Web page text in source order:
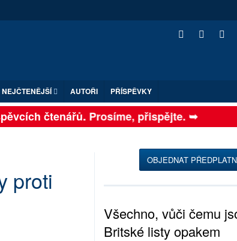
NEJČTENĚJŠÍ AUTOŘI PŘÍSPĚVKY
čtenářů. Prosíme, přispějte. ➥
proti
OBJEDNAT
Všechno, vůči čemu
Britské listy opakem